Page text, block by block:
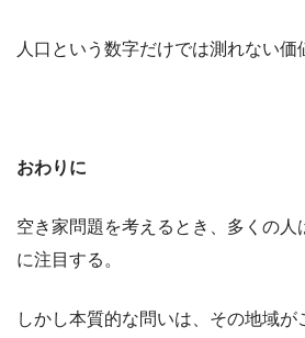
人口という数字だけでは測れない価
おわりに
空き家問題を考えるとき、多くの人
に注目する。
しかし本質的な問いは、その地域